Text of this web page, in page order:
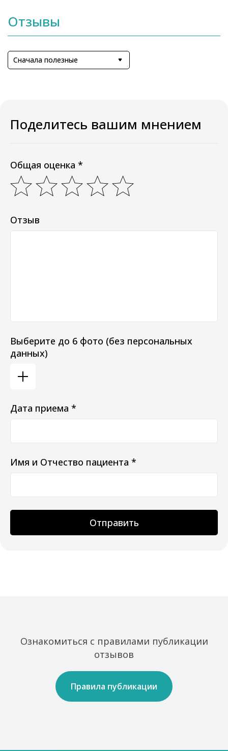
Отзывы
Сначала полезные
Поделитесь вашим мнением
Общая оценка *
Отзыв
Выберите до 6 фото (без персональных
данных)
Дата приема *
Имя и Отчество пациента *
Отправить
Ознакомиться с правилами публикации
отзывов
Правила публикации